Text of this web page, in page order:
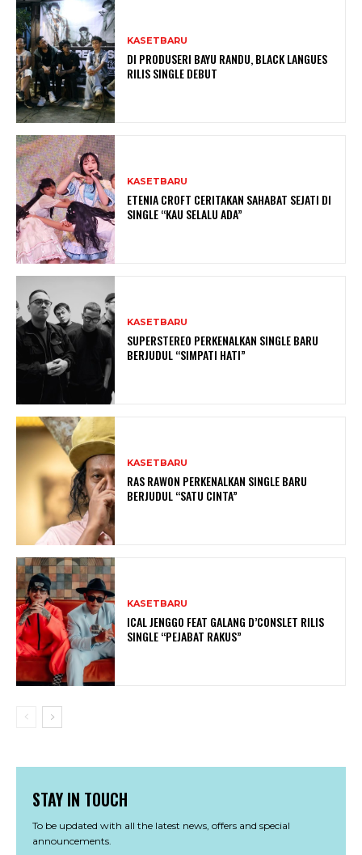
KASETBARU
DI PRODUSERI BAYU RANDU, BLACK LANGUES
RILIS SINGLE DEBUT
KASETBARU
ETENIA CROFT CERITAKAN SAHABAT SEJATI DI
SINGLE “KAU SELALU ADA”
KASETBARU
SUPERSTEREO PERKENALKAN SINGLE BARU
BERJUDUL “SIMPATI HATI”
KASETBARU
RAS RAWON PERKENALKAN SINGLE BARU
BERJUDUL “SATU CINTA”
KASETBARU
ICAL JENGGO FEAT GALANG D’CONSLET RILIS
SINGLE “PEJABAT RAKUS”
STAY IN TOUCH
To be updated with all the latest news, offers and special
announcements.